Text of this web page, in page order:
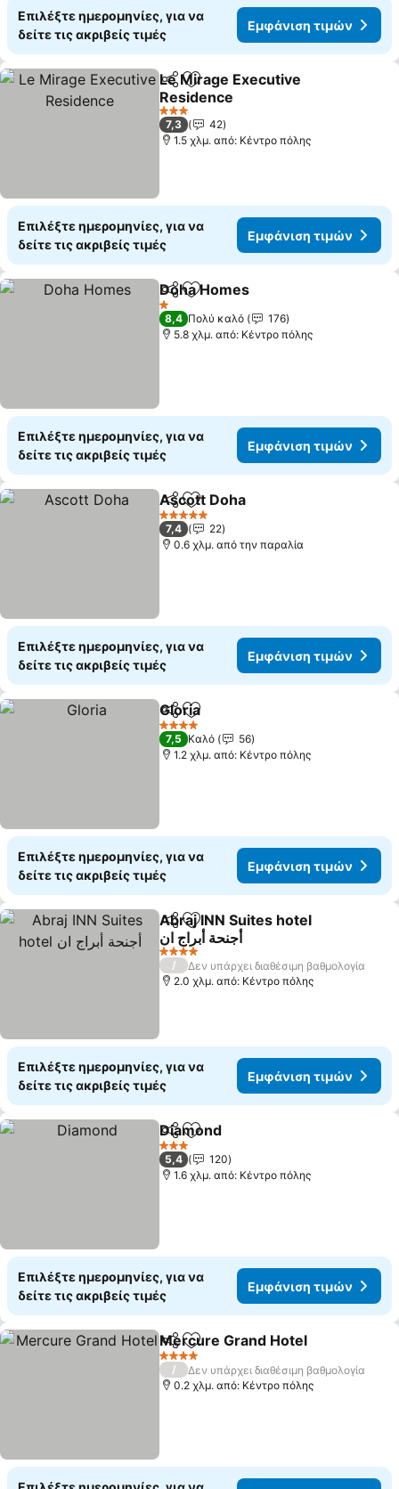
Επιλέξτε ημερομηνίες, για να
δείτε τις ακριβείς τιμές
Εμφάνιση τιμών
Κοινοποίηση
Προσθήκη στα αγαπημένα
Le Mirage Executive
Residence
Εμφάνιση τιμών
3 Αστέρια
7,3
42
1.5 χλμ. από: Κέντρο πόλης
Επιλέξτε ημερομηνίες, για να
δείτε τις ακριβείς τιμές
Εμφάνιση τιμών
Κοινοποίηση
Προσθήκη στα αγαπημένα
Doha Homes
1 Αστέρια
8,4 Πολύ καλό
176
5.8 χλμ. από: Κέντρο πόλης
Επιλέξτε ημερομηνίες, για να
δείτε τις ακριβείς τιμές
Εμφάνιση τιμών
Κοινοποίηση
Προσθήκη στα αγαπημένα
Ascott Doha
5 Αστέρια
7,4
22
0.6 χλμ. από την παραλία
Επιλέξτε ημερομηνίες, για να
δείτε τις ακριβείς τιμές
Εμφάνιση τιμών
Κοινοποίηση
Προσθήκη στα αγαπημένα
Gloria
4 Αστέρια
7,5 Καλό
56
1.2 χλμ. από: Κέντρο πόλης
Επιλέξτε ημερομηνίες, για να
δείτε τις ακριβείς τιμές
Εμφάνιση τιμών
Κοινοποίηση
Προσθήκη στα αγαπημένα
Abraj INN Suites hotel
أجنحة أبراج ان
Εμφάνιση τιμών
4 Αστέρια
/
Δεν υπάρχει διαθέσιμη βαθμολογία
2.0 χλμ. από: Κέντρο πόλης
Επιλέξτε ημερομηνίες, για να
δείτε τις ακριβείς τιμές
Εμφάνιση τιμών
Κοινοποίηση
Προσθήκη στα αγαπημένα
Diamond
3 Αστέρια
5,4
120
1.6 χλμ. από: Κέντρο πόλης
Επιλέξτε ημερομηνίες, για να
δείτε τις ακριβείς τιμές
Εμφάνιση τιμών
Κοινοποίηση
Προσθήκη στα αγαπημένα
Mercure Grand Hotel
4 Αστέρια
/
Δεν υπάρχει διαθέσιμη βαθμολογία
0.2 χλμ. από: Κέντρο πόλης